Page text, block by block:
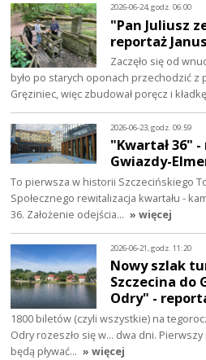
2026-06-24, godz. 06:00
"Pan Juliusz
reportaż
Zaczęło się od
było po starych oponach przechodzić
Gręziniec, więc zbudował poręcz i
2026-06-23, godz. 09:59
"Kwartał 36"
Gwiazdy-
To pierwsza w historii Szczecińskiego
Społecznego rewitalizacja kwartału -
36. Założenie odejścia… » więcej
2026-06-21, godz. 11:20
Nowy szlak
Szczecina do
Odry" -
1800 biletów (czyli wszystkie) na
Odry rozeszło się w... dwa dni.
będą pływać… » więcej